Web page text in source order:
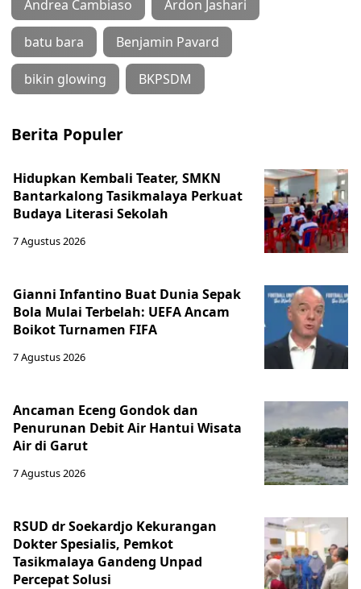
Andrea Cambiaso Ardon Jashari
batu bara Benjamin Pavard
bikin glowing BKPSDM
Berita Populer
Hidupkan Kembali Teater, SMKN
Bantarkalong Tasikmalaya Perkuat
Budaya Literasi Sekolah
7 Agustus 2026
Gianni Infantino Buat Dunia Sepak
Bola Mulai Terbelah: UEFA Ancam
Boikot Turnamen FIFA
7 Agustus 2026
Ancaman Eceng Gondok dan
Penurunan Debit Air Hantui Wisata
Air di Garut
7 Agustus 2026
RSUD dr Soekardjo Kekurangan
Dokter Spesialis, Pemkot
Tasikmalaya Gandeng Unpad
Percepat Solusi